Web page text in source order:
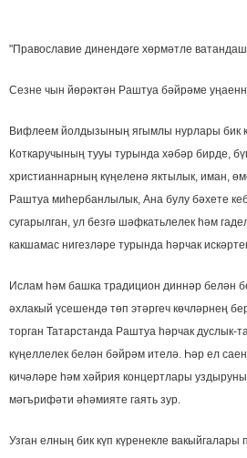
"Православие динендәге хөрмәтле
Сезне чын йөрәктән Раштуа бәйрәме
Вифлеем йолдызының ягымлы нурлары бик
Коткаручының тууы турында хәбәр бирде,
христианнарның күңеленә яктылык, иман,
Раштуа миһербанлылык, Ана булу бәхете
сугарылган, ул безгә шәфкатьлелек һәм
какшамас нигезләре турында һәрчак
Ислам һәм башка традицион диннәр белән
әхлакый үсешендә төп этәргеч көчләрнең
торган Татарстанда Раштуа һәрчак дуслык-
күңеллелек белән бәйрәм ителә. Һәр ел
кичәләре һәм хәйрия концертлары
мәгърифәти әһәмияте гаять зур.
Узган елның бик күп күренекле вакыйгалары